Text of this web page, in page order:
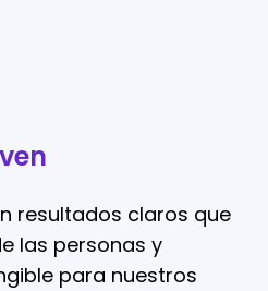
resultados claros que
las personas y
para nuestros